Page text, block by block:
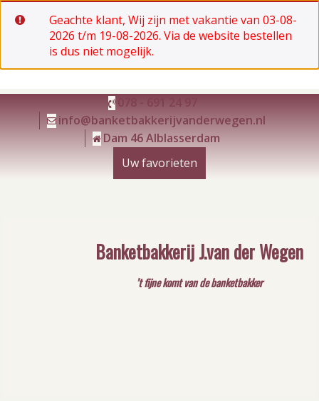
Geachte klant, Wij zijn met vakantie van 03-08-
2026 t/m 19-08-2026. Via de website bestellen
is dus niet mogelijk.
Ga
078 - 691 24 97
info@banketbakkerijvanderwegen.nl
Dam 46 Alblasserdam
Uw favorieten
Banketbakkerij J.van der Wegen
’t fijne komt van de banketbakker